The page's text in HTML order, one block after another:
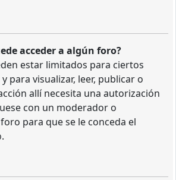
acceder a algún foro?
estar limitados para ciertos
para visualizar, leer, publicar o
allí necesita una autorización
con un moderador o
para que se le conceda el